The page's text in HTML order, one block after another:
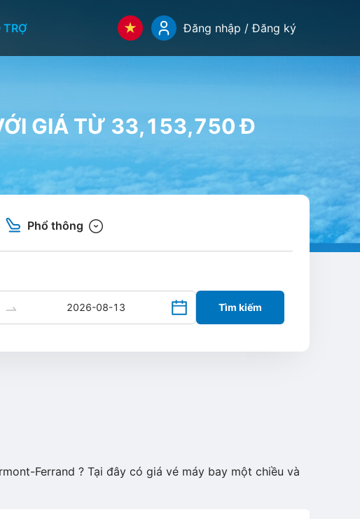
TRỢ Đăng nhập / Đăng ký
GIÁ TỪ 33,153,750 Đ
Phổ thông
Tìm kiếm
Ferrand ? Tại đây có giá vé máy bay một chiều và